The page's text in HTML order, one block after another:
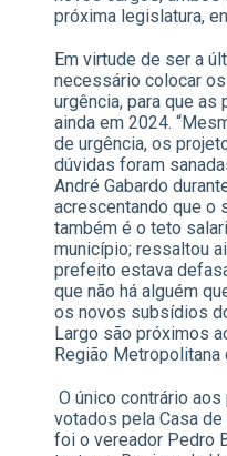
próxima legislatura,
Em virtude de ser a
necessário colocar
urgência, para que
ainda em 2024.
de urgência, os
dúvidas foram
André Gabardo
acrescentando que o
também é o teto
município; ressaltou
prefeito estava
que não há alguém
os novos subsídios
Largo são próximos
Região Metropolitana
O único contrário
votados pela Casa
foi o vereador Pedro